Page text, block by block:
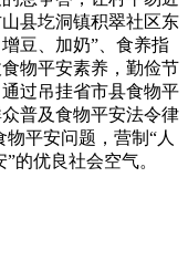
县圪洞镇积翠社区东
豆、加奶”、食养指
物平安素养，勤俭节
过吊挂省市县食物平
普及食物平安法令律
平安问题，营制“人
的优良社会空气。